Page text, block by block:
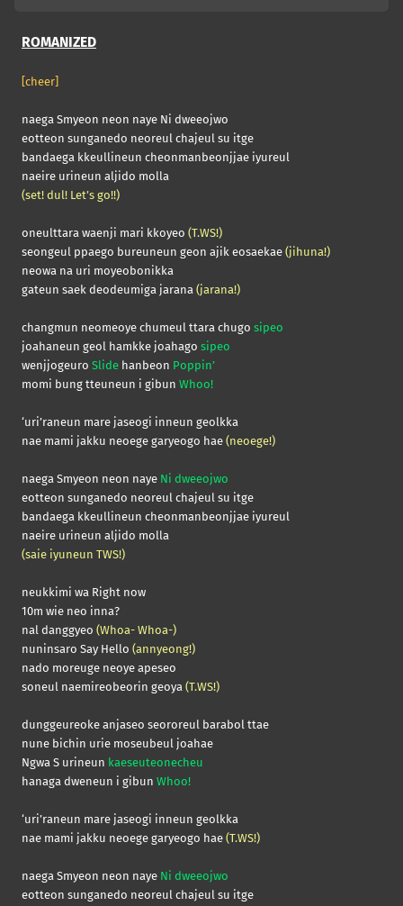
ROMANIZED
[cheer]
naega Smyeon neon naye Ni dweeojwo
eotteon sunganedo neoreul chajeul su itge
bandaega kkeullineun cheonmanbeonjjae iyureul
naeire urineun aljido molla
(set! dul! Let’s go!!)
oneulttara waenji mari kkoyeo (T.WS!)
seongeul ppaego bureuneun geon ajik eosaekae (jihuna!)
neowa na uri moyeobonikka
gateun saek deodeumiga jarana (jarana!)
changmun neomeoye chumeul ttara chugo sipeo
joahaneun geol hamkke joahago sipeo
wenjjogeuro Slide hanbeon Poppin’
momi bung tteuneun i gibun Whoo!
‘uri’raneun mare jaseogi inneun geolkka
nae mami jakku neoege garyeogo hae (neoege!)
naega Smyeon neon naye Ni dweeojwo
eotteon sunganedo neoreul chajeul su itge
bandaega kkeullineun cheonmanbeonjjae iyureul
naeire urineun aljido molla
(saie iyuneun TWS!)
neukkimi wa Right now
10m wie neo inna?
nal danggyeo (Whoa- Whoa-)
nuninsaro Say Hello (annyeong!)
nado moreuge neoye apeseo
soneul naemireobeorin geoya (T.WS!)
dunggeureoke anjaseo seororeul barabol ttae
nune bichin urie moseubeul joahae
Ngwa S urineun kaeseuteonecheu
hanaga dweneun i gibun Whoo!
‘uri’raneun mare jaseogi inneun geolkka
nae mami jakku neoege garyeogo hae (T.WS!)
naega Smyeon neon naye Ni dweeojwo
eotteon sunganedo neoreul chajeul su itge